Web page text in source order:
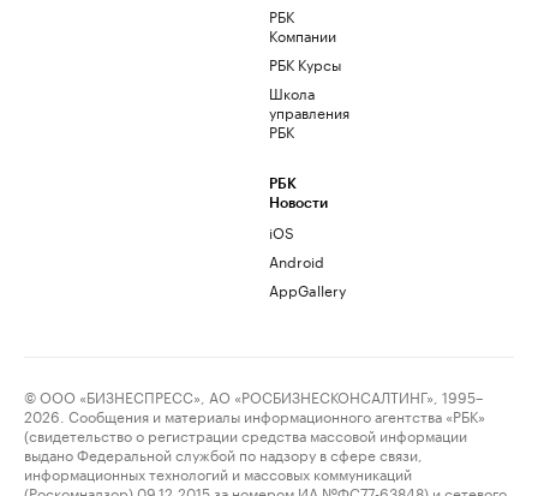
РБК
Компании
РБК Курсы
Школа
управления
РБК
РБК
Новости
iOS
Android
AppGallery
© ООО «БИЗНЕСПРЕСС», АО «РОСБИЗНЕСКОНСАЛТИНГ», 1995–
2026. Сообщения и материалы информационного агентства «РБК»
(свидетельство о регистрации средства массовой информации
выдано Федеральной службой по надзору в сфере связи,
информационных технологий и массовых коммуникаций